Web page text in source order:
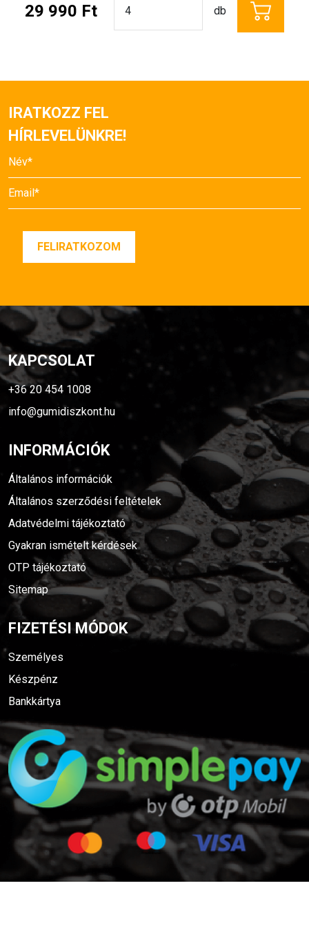
29 990 Ft db
IRATKOZZ FEL
HÍRLEVELÜNKRE!
KAPCSOLAT
+36 20 454 1008
info@gumidiszkont.hu
INFORMÁCIÓK
Általános információk
Általános szerződési feltételek
Adatvédelmi tájékoztató
Gyakran ismételt kérdések
OTP tájékoztató
Sitemap
FIZETÉSI MÓDOK
Személyes
Készpénz
Bankkártya